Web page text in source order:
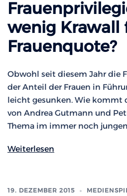
wenig Krawall
Frauenquote?
Obwohl seit diesem Jahr die
der Anteil der Frauen in
leicht gesunken. Wie kommt
von Andrea Gutmann und
Thema im immer noch
Weiterlesen
19. DEZEMBER 2015